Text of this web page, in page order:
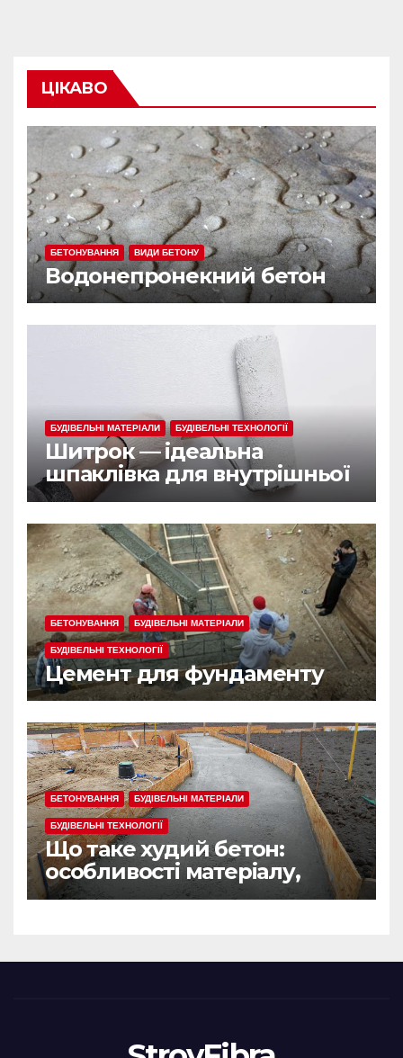
ЦІКАВО
БЕТОНУВАННЯ ВИДИ БЕТОНУ
Водонепронекний бетон
БУДІВЕЛЬНІ МАТЕРІАЛИ БУДІВЕЛЬНІ ТЕХНОЛОГІЇ
Шитрок — ідеальна
шпаклівка для внутрішньої
обробки
БЕТОНУВАННЯ БУДІВЕЛЬНІ МАТЕРІАЛИ
БУДІВЕЛЬНІ ТЕХНОЛОГІЇ
Цемент для фундаменту
БЕТОНУВАННЯ БУДІВЕЛЬНІ МАТЕРІАЛИ
БУДІВЕЛЬНІ ТЕХНОЛОГІЇ
Що таке худий бетон:
особливості матеріалу,
сфера застосування